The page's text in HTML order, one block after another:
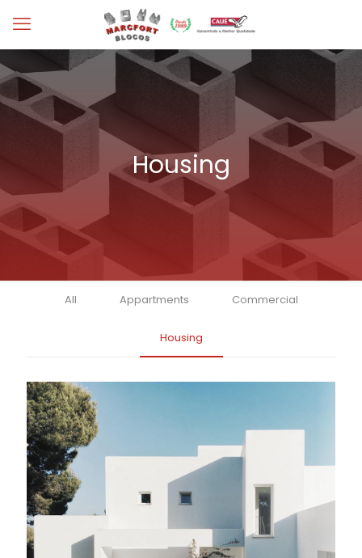
Housing
All Appartments Commercial
Housing